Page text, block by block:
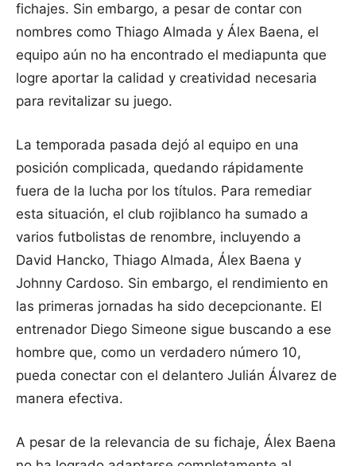
fichajes. Sin embargo, a pesar de contar con
nombres como Thiago Almada y Álex Baena, el
equipo aún no ha encontrado el mediapunta que
logre aportar la calidad y creatividad necesaria
para revitalizar su juego.
La temporada pasada dejó al equipo en una
posición complicada, quedando rápidamente
fuera de la lucha por los títulos. Para remediar
esta situación, el club rojiblanco ha sumado a
varios futbolistas de renombre, incluyendo a
David Hancko, Thiago Almada, Álex Baena y
Johnny Cardoso. Sin embargo, el rendimiento en
las primeras jornadas ha sido decepcionante. El
entrenador Diego Simeone sigue buscando a ese
hombre que, como un verdadero número 10,
pueda conectar con el delantero Julián Álvarez de
manera efectiva.
A pesar de la relevancia de su fichaje, Álex Baena